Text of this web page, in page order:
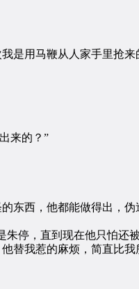
用马鞭从人家手里抢来
来的？”
西，他都能做得出，
停，直到现在他只怕还被
我惹的麻烦，简直比我